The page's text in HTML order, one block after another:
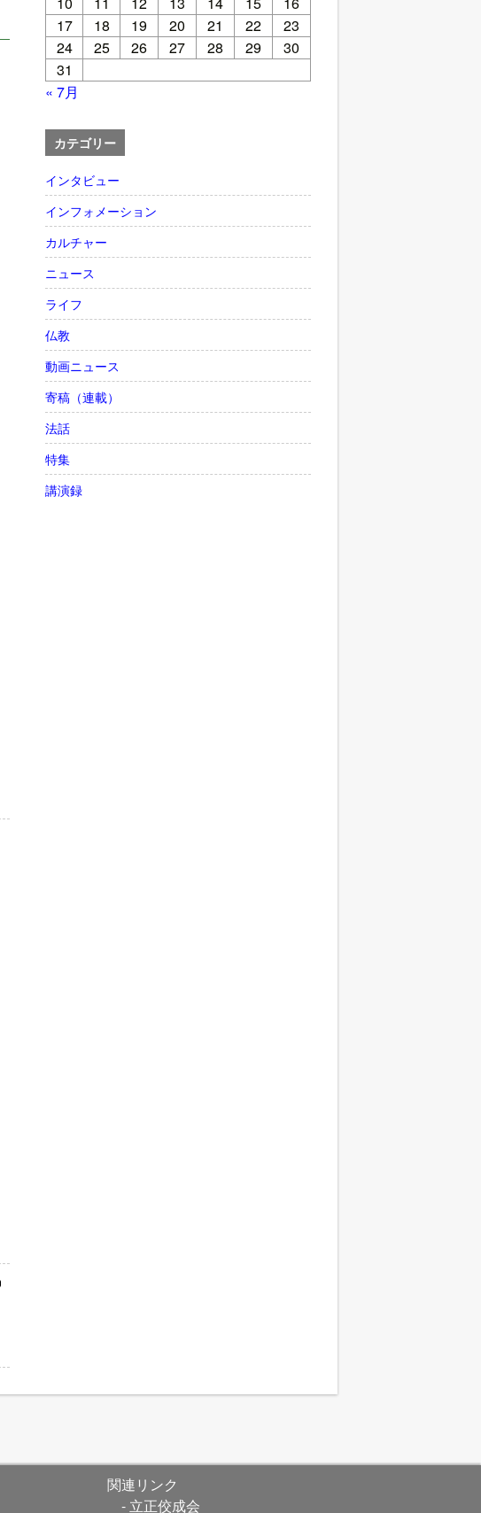
17
18 19 20 21 22
23
24
25 26 27 28 29
30
31
« 7月
カテゴリー
インタビュー
インフォメーション
カルチャー
ニュース
ライフ
仏教
動画ニュース
寄稿（連載）
法話
特集
講演録
関連リンク
立正佼成会